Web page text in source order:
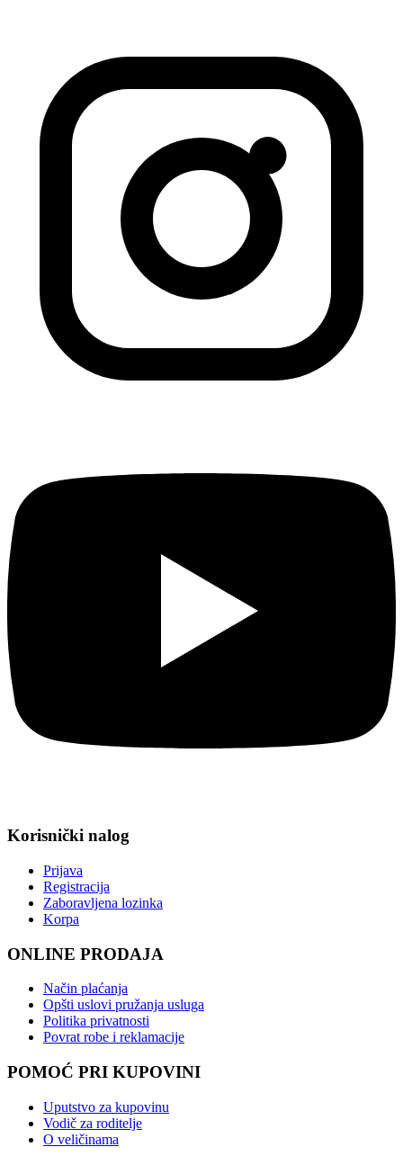
Korisnički nalog
Prijava
Registracija
Zaboravljena lozinka
Korpa
ONLINE PRODAJA
Način plaćanja
Opšti uslovi pružanja usluga
Politika privatnosti
Povrat robe i reklamacije
POMOĆ PRI KUPOVINI
Uputstvo za kupovinu
Vodič za roditelje
O veličinama